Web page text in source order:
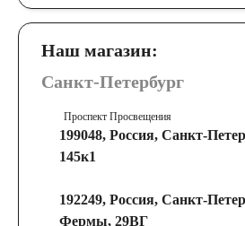
Наш магазин:
Санкт-Петербург
Проспект Просвещения
199048, Россия, Санкт-
145к1
192249, Россия, Санкт-
Фермы, 29ВГ